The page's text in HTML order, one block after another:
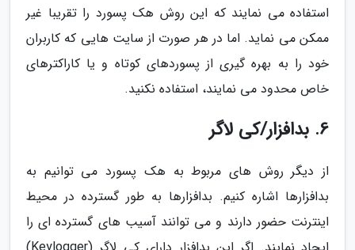
استفاده می نمایند که این روش هک پسورد را تقریبا غیر
ممکن می نماید. اما در هر صورت از سایت هایی که کاربران
خود را به بهره گیری از پسوردهای کوتاه و یا کاراکترهای
خاص محدود می نمایند، استفاده نکنید.
6. بدافزار/کی لاگر
از دیگر روش های مربوط به هک پسورد می توانیم به
بدافزارها اشاره کنیم. بدافزارها به طور گسترده در محیط
اینترنت حضور دارند و می توانند آسیب های گسترده ای را